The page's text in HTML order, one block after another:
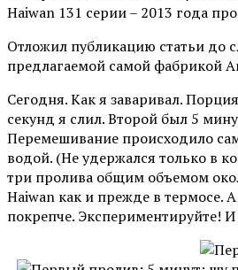
Haiwan 131 серии – 2013 года
Отложил публикацию статьи до
предлагаемой самой фабрикой
Сегодня. Как я заваривал.
секунд я слил. Второй был 5
Перемешивание происходило
водой. (Не удержался только в
три пролива общим объемом
Haiwan как и прежде в термосе.
покрепче. Экспериментируйте!